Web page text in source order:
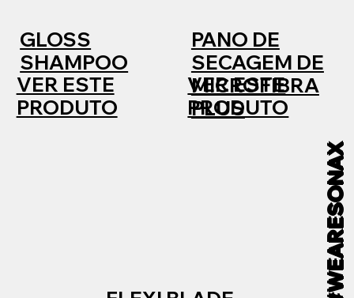
GLOSS
SHAMPOO
VER ESTE
PRODUTO
PANO DE
SECAGEM DE
MICROFIBRA
PLUS
VER ESTE
PRODUTO
#WEARESONAX